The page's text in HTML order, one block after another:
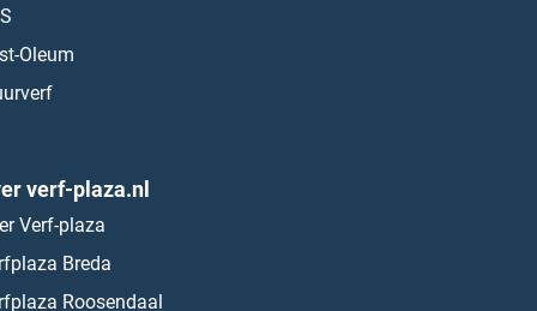
Oleum
verf-plaza.nl
Verf-plaza
Breda
Roosendaal